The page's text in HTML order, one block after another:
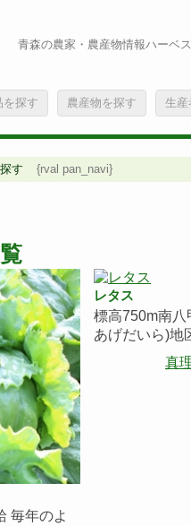
青森の農家・農産物情報ハーベ
を探す 農産物を探す 生産
す {rval pan_navi}
毎年のよ
レタス
標高750m南八
あげだいら)地
真